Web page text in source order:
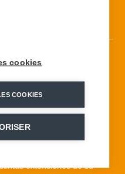
Blanc (CMB) gestiona
2000 metros de desnivel
que requieren una
seguridad tanto de los
la CMB con la
de
extensiones de su
cookies
COOKIES